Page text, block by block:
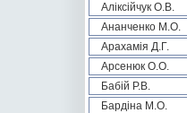
Аліксійчук О.В.
Ананченко М.О.
Арахамія Д.Г.
Арсенюк О.О.
Бабій Р.В.
Бардіна М.О.